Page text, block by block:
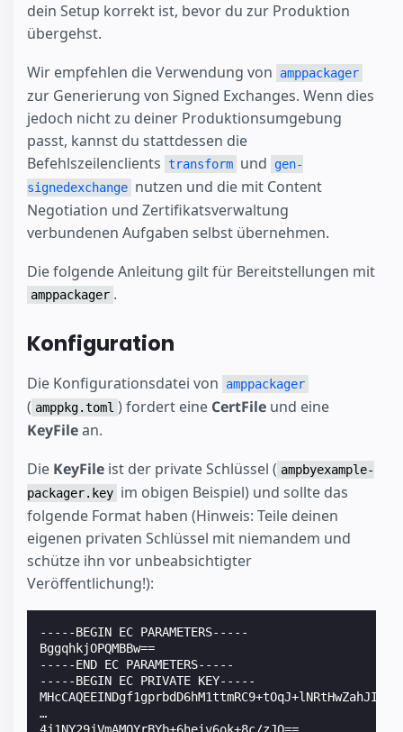
dein Setup korrekt ist, bevor du zur Produktion
übergehst.
Wir empfehlen die Verwendung von
amppackager
zur Generierung von Signed Exchanges. Wenn dies
jedoch nicht zu deiner Produktionsumgebung
passt, kannst du stattdessen die
Befehlszeilenclients transform und
gen-
signedexchange nutzen und die mit Content
Negotiation und Zertifikatsverwaltung
verbundenen Aufgaben selbst übernehmen.
Die folgende Anleitung gilt für Bereitstellungen mit
amppackager .
Konfiguration
Die Konfigurationsdatei von amppackager
( amppkg.toml ) fordert eine CertFile und eine
KeyFilean.
Die KeyFile ist der private Schlüssel ( ampbyexample-
packager.key im obigen Beispiel) und sollte das
folgende Format haben (Hinweis: Teile deinen
eigenen privaten Schlüssel mit niemandem und
schütze ihn vor unbeabsichtigter
Veröffentlichung!):
-----BEGIN EC PARAMETERS-----
BggqhkjOPQMBBw==
-----END EC PARAMETERS-----
-----BEGIN EC PRIVATE KEY-----
…
4j1NY29jVmAMQYrBYb+6heiv6ok+8c/zJQ==